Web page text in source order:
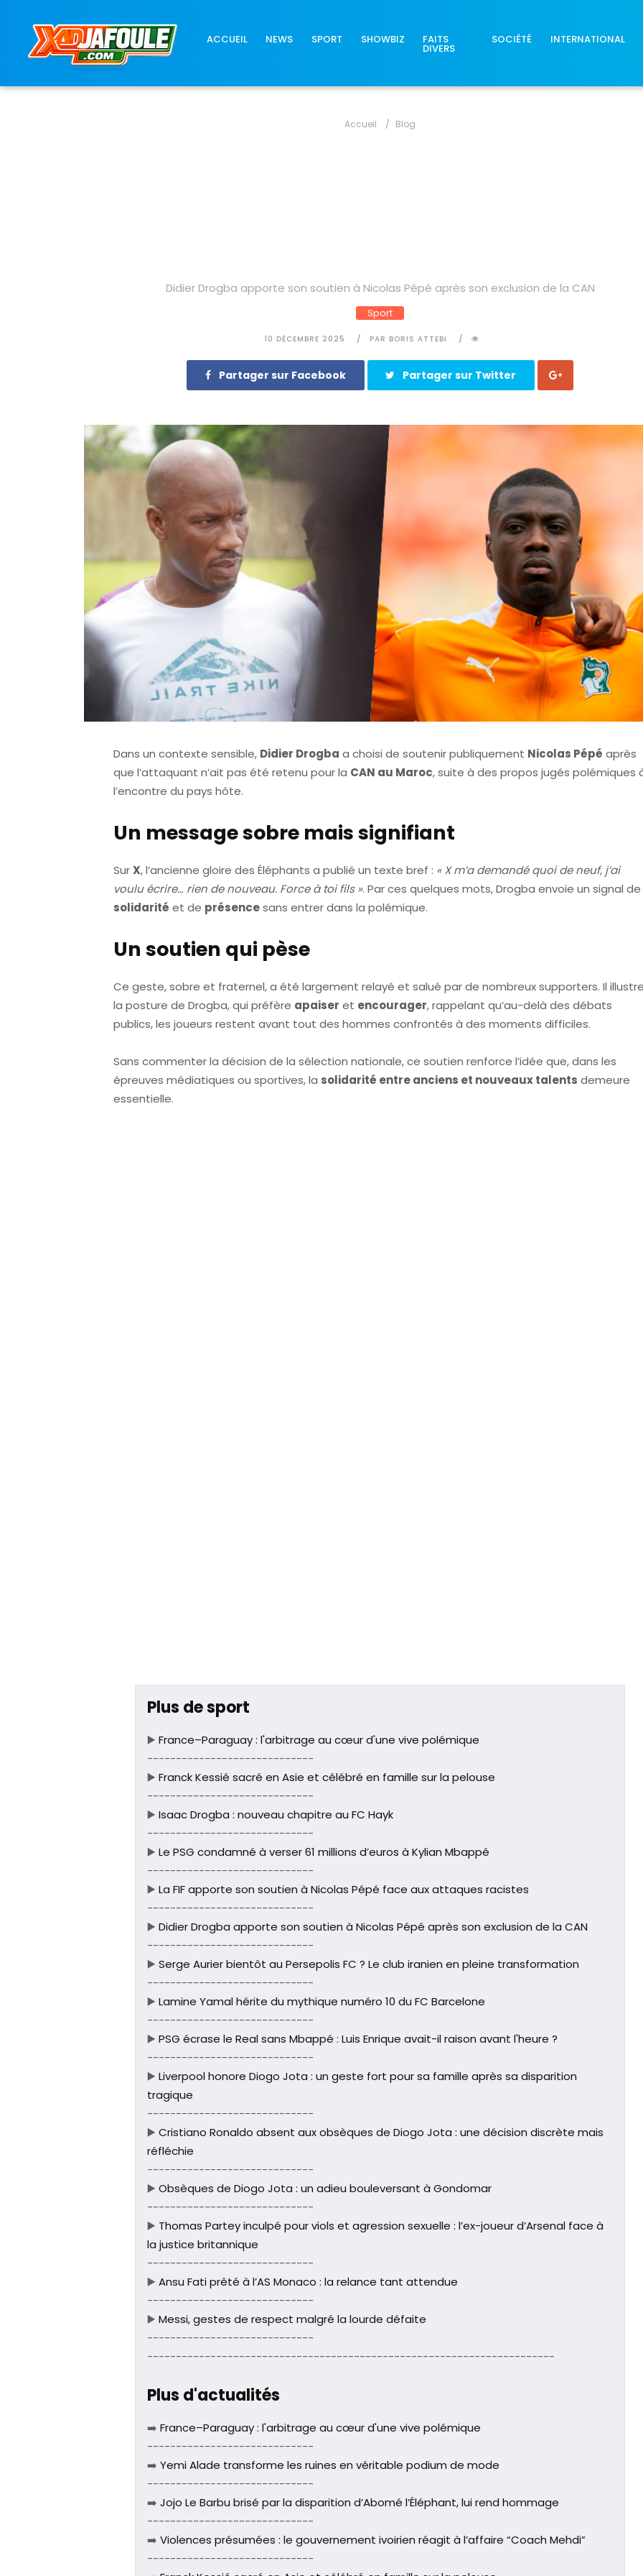
ACCUEIL NEWS SPORT SHOWBIZ FAITS
DIVERS
SOCIÉTÉ INTERNATIONAL
Accueil Blog
Didier Drogba apporte son soutien à Nicolas Pépé après son exclusion de la CAN
Sport
10 DÉCEMBRE 2025 PAR BORIS ATTEBI
Partager sur Facebook Partager sur Twitter
Dans un contexte sensible, Didier Drogba a choisi de soutenir publiquement Nicolas Pépé après
que l’attaquant n’ait pas été retenu pour la CAN au Maroc, suite à des propos jugés polémiques
l’encontre du pays hôte.
Un message sobre mais signifiant
SurX, l’ancienne gloire des Éléphants a publié un texte bref : « X m’a demandé quoi de neuf, j’ai
voulu écrire… rien de nouveau. Force à toi fils ». Par ces quelques mots, Drogba envoie un signal de
solidarité et de présencesans entrer dans la polémique.
Un soutien qui pèse
Ce geste, sobre et fraternel, a été largement relayé et salué par de nombreux supporters. Il
la posture de Drogba, qui préfère apaiser et encourager, rappelant qu’au-delà des débats
publics, les joueurs restent avant tout des hommes confrontés à des moments difficiles.
Sans commenter la décision de la sélection nationale, ce soutien renforce l’idée que, dans les
épreuves médiatiques ou sportives, la solidarité entre anciens et nouveaux talents demeure
essentielle.
Plus de sport
▶️ France–Paraguay : l'arbitrage au cœur d'une vive polémique
-----------------------------
▶️ Franck Kessié sacré en Asie et célébré en famille sur la pelouse
-----------------------------
▶️ Isaac Drogba : nouveau chapitre au FC Hayk
-----------------------------
▶️ Le PSG condamné à verser 61 millions d’euros à Kylian Mbappé
-----------------------------
▶️ La FIF apporte son soutien à Nicolas Pépé face aux attaques racistes
-----------------------------
▶️ Didier Drogba apporte son soutien à Nicolas Pépé après son exclusion de la CAN
-----------------------------
▶️ Serge Aurier bientôt au Persepolis FC ? Le club iranien en pleine transformation
-----------------------------
▶️ Lamine Yamal hérite du mythique numéro 10 du FC Barcelone
-----------------------------
▶️ PSG écrase le Real sans Mbappé : Luis Enrique avait-il raison avant l'heure ?
-----------------------------
▶️ Liverpool honore Diogo Jota : un geste fort pour sa famille après sa disparition
tragique
-----------------------------
▶️ Cristiano Ronaldo absent aux obsèques de Diogo Jota : une décision discrète mais
réfléchie
-----------------------------
▶️ Obsèques de Diogo Jota : un adieu bouleversant à Gondomar
-----------------------------
▶️ Thomas Partey inculpé pour viols et agression sexuelle : l’ex-joueur d’Arsenal face à
la justice britannique
-----------------------------
▶️ Ansu Fati prêté à l’AS Monaco : la relance tant attendue
-----------------------------
▶️ Messi, gestes de respect malgré la lourde défaite
-----------------------------
-----------------------------------------------------------------------
Plus d'actualités
➡️ France–Paraguay : l'arbitrage au cœur d'une vive polémique
-----------------------------
➡️ Yemi Alade transforme les ruines en véritable podium de mode
-----------------------------
➡️ Jojo Le Barbu brisé par la disparition d’Abomé l’Éléphant, lui rend hommage
-----------------------------
➡️ Violences présumées : le gouvernement ivoirien réagit à l’affaire “Coach Mehdi”
-----------------------------